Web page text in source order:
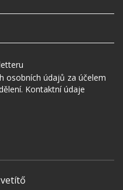
osobních údajů za účelem
Kontaktní údaje